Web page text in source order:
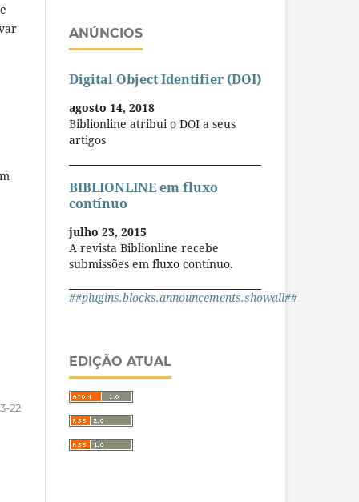
3-22
ANÚNCIOS
Digital Object Identifier (DOI)
agosto 14, 2018
Biblionline atribui o DOI a seus
artigos
BIBLIONLINE em fluxo
contínuo
julho 23, 2015
A revista Biblionline recebe
submissões em fluxo contínuo.
##plugins.blocks.announcements.showall##
EDIÇÃO ATUAL